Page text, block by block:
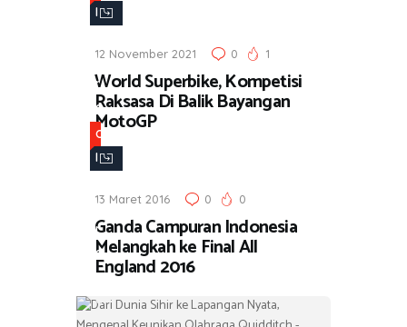
a
l
h
r
a
g
a
12 November 2021 0 1
World Superbike, Kompetisi
Raksasa Di Balik Bayangan
MotoGP
O
l
h
r
a
g
a
13 Maret 2016 0 0
Ganda Campuran Indonesia
Melangkah ke Final All
England 2016